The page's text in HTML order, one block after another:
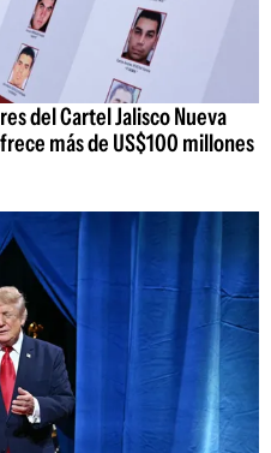
del Cartel Jalisco Nueva
más de US$100 millones